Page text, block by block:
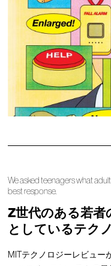
We asked teenagers what
best response.
Z世代のある若
としているテク
MITテクノロジーレビュー